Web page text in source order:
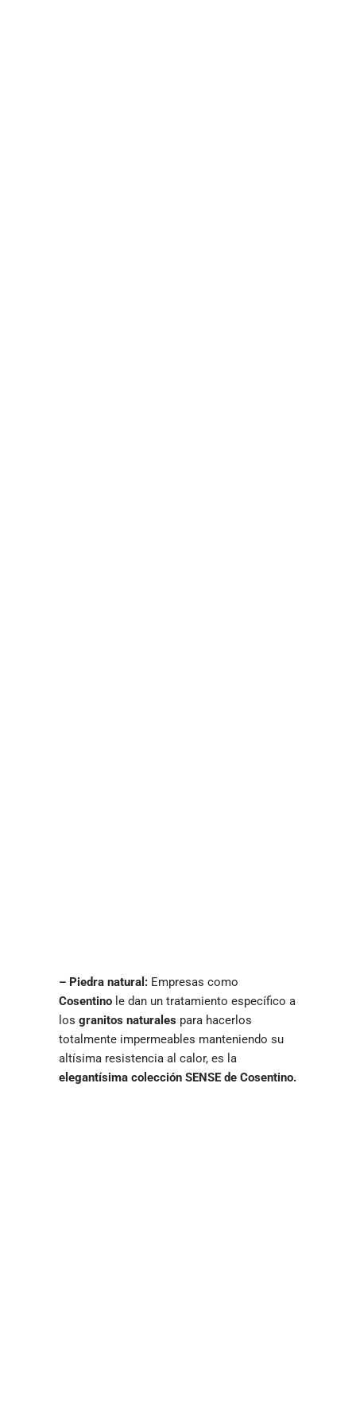
– Piedra natural: Empresas como
Cosentino le dan un tratamiento específico a
los granitos naturales para hacerlos
totalmente impermeables manteniendo su
altísima resistencia al calor, es la
elegantísima colección SENSE de Cosentino.